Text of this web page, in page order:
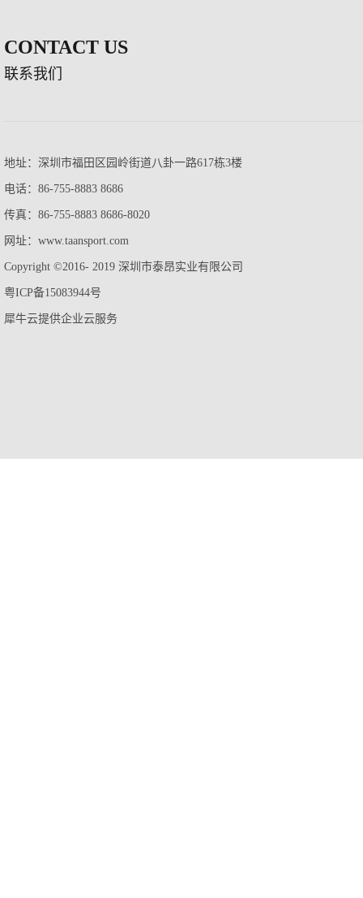
CONTACT US
联系我们
地址：深圳市福田区园岭街道八卦一路617栋3楼
电话：86-755-8883 8686
传真：86-755-8883 8686-8020
网址：www.taansport.com
Copyright ©2016- 2019 深圳市泰昂实业有限公司
粤ICP备15083944号
犀牛云提供企业云服务